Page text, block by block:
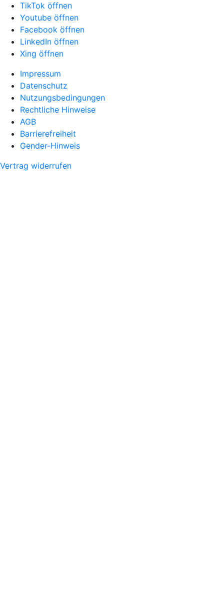
TikTok öffnen
Youtube öffnen
Facebook öffnen
LinkedIn öffnen
Xing öffnen
Impressum
Datenschutz
Nutzungsbedingungen
Rechtliche Hinweise
AGB
Barrierefreiheit
Gender-Hinweis
Vertrag widerrufen